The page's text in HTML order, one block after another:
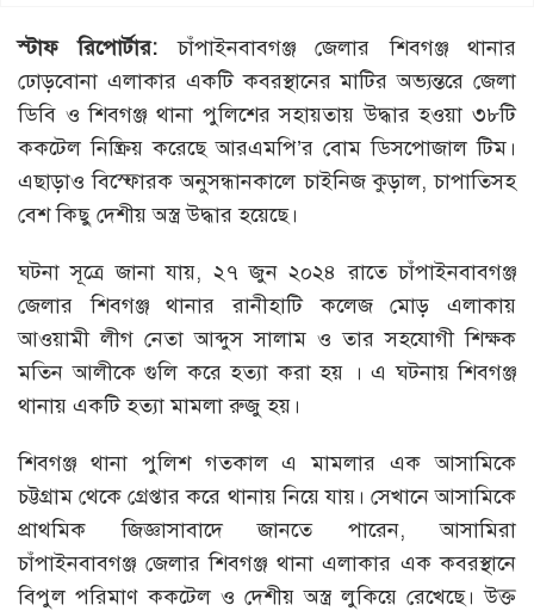
স্টাফ রিপোর্টার:চাঁপাইনবাবগঞ্জ জেলার শিবগঞ্জ থানার
ঢোড়বোনা এলাকার একটি কবরস্থানের মাটির অভ্যন্তরে জেলা
ডিবি ও শিবগঞ্জ থানা পুলিশের সহায়তায় উদ্ধার হওয়া ৩৮টি
ককটেল নিষ্ক্রিয় করেছে আরএমপি’র বোম ডিসপোজাল টিম।
এছাড়াও বিস্ফোরক অনুসন্ধানকালে চাইনিজ কুড়াল, চাপাতিসহ
বেশ কিছু দেশীয় অস্ত্র উদ্ধার হয়েছে।
ঘটনা সূত্রে জানা যায়, ২৭ জুন ২০২৪ রাতে চাঁপাইনবাবগঞ্জ
জেলার শিবগঞ্জ থানার রানীহাটি কলেজ মোড় এলাকায়
আওয়ামী লীগ নেতা আব্দুস সালাম ও তার সহযোগী শিক্ষক
মতিন আলীকে গুলি করে হত্যা করা হয় । এ ঘটনায় শিবগঞ্জ
থানায় একটি হত্যা মামলা রুজু হয়।
শিবগঞ্জ থানা পুলিশ গতকাল এ মামলার এক আসামিকে
চট্টগ্রাম থেকে গ্রেপ্তার করে থানায় নিয়ে যায়। সেখানে আসামিকে
প্রাথমিক জিজ্ঞাসাবাদে জানতে পারেন, আসামিরা
চাঁপাইনবাবগঞ্জ জেলার শিবগঞ্জ থানা এলাকার এক কবরস্থানে
বিপুল পরিমাণ ককটেল ও দেশীয় অস্ত্র লুকিয়ে রেখেছে। উক্ত